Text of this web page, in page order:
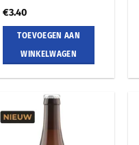
€3.40
TOEVOEGEN AAN
WINKELWAGEN